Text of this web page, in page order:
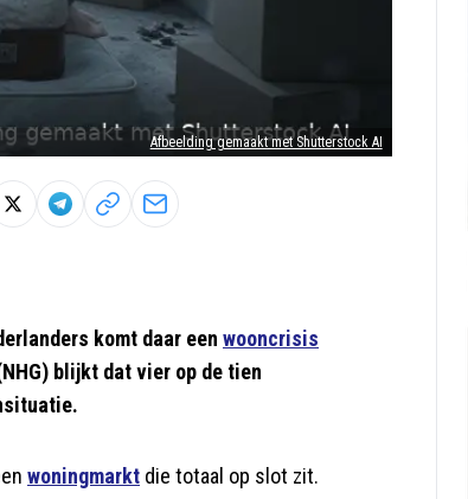
Afbeelding gemaakt met Shutterstock AI
komt daar een wooncrisis
blijkt dat vier op de tien
woningmarkt die totaal op slot zit.